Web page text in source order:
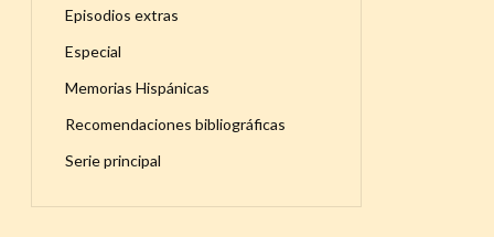
Episodios extras
Especial
Memorias Hispánicas
Recomendaciones bibliográficas
Serie principal